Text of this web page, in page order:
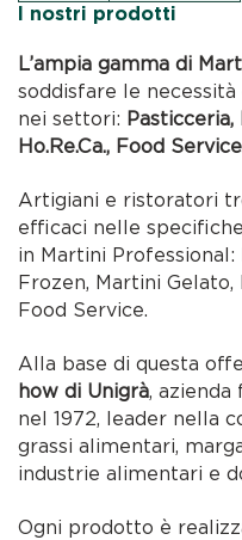
I nostri prodotti
L’ampia gamma di
soddisfare le
nei settori: Pasticceria,
Ho.Re.Ca., Food Service
Artigiani e ristoratori
efficaci nelle
in Martini
Frozen, Martini
Food Service.
Alla base di questa
how di Unigrà, azienda
nel 1972, leader nella
grassi alimentari,
industrie alimentari e
Ogni prodotto è